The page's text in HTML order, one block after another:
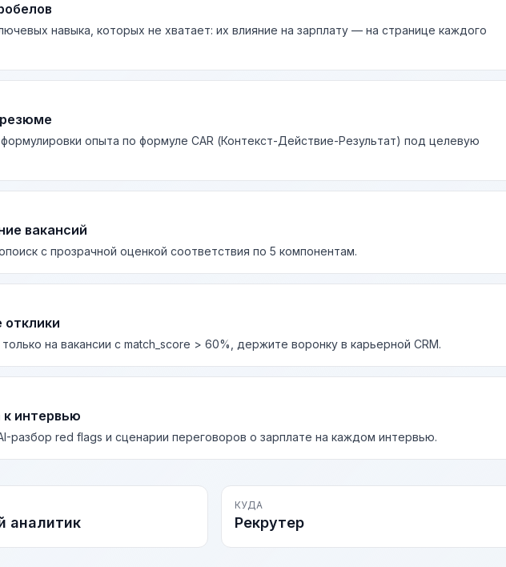
навыка, которых не хватает: их влияние на зарплату — на странице каждого
опыта по формуле CAR (Контекст-Действие-Результат) под целевую
вакансий
с прозрачной оценкой соответствия по 5 компонентам.
отклики
на вакансии с match_score > 60%, держите воронку в карьерной CRM.
к интервью
разбор red flags и сценарии переговоров о зарплате на каждом интервью.
аналитик
КУДА
Рекрутер